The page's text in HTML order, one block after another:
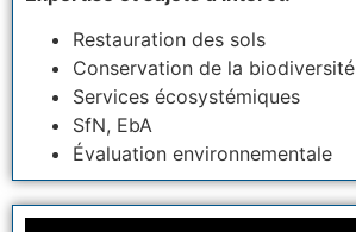
Restauration des sols
Conservation de la biodiversité
Services écosystémiques
SfN, EbA
Évaluation environnementale